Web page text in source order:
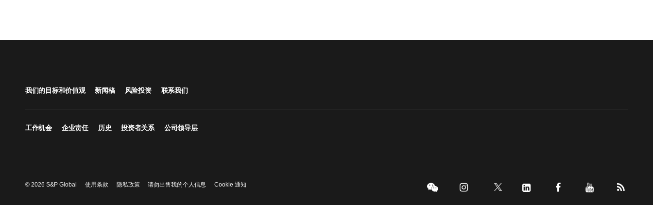
我们的目标和价值观 新闻稿 风险投资 联系我们
工作机会 企业责任 历史 投资者关系 公司领导层
© 2026 S&P Global 使用条款 隐私政策 请勿出售我的个人信息 Cookie 通知